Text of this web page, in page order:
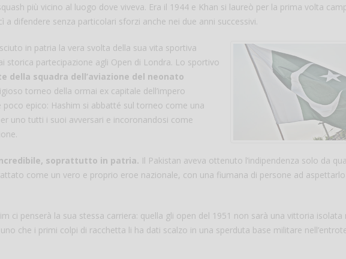
più vicino al luogo dove viveva. Era il 1944 e Khan si laureò per la prima volta
a difendere senza particolari sforzi anche nei due anni successivi.
in patria la vera svolta della sua vita sportiva
storica partecipazione agli Open di Londra. Lo sportivo
della squadra dell’aviazione del neonato
torneo della ormai ex capitale dell’impero
epico: Hashim si abbatté sul torneo come una
uno tutti i suoi avversari e incoronandosi come
soprattutto in patria. Il Pakistan aveva ottenuto l’indipendenza solo da
come un vero e proprio eroe nazionale, con una fiumana di persone ad
ci penserà la sua stessa carriera: quella gli open del 1951 non sarà una vittoria isolata
che i primi colpi di racchetta li ha dati scalzo in una sperduta base militare